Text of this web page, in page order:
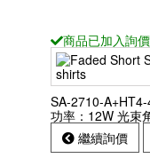
商品已加入詢
SA-2710-
功率：12W 光束
繼續詢價